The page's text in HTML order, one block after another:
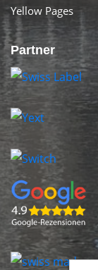
Yellow Pages
Partner